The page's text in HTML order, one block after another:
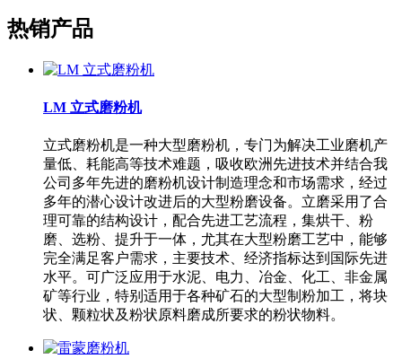
热销产品
LM 立式磨粉机
立式磨粉机是一种大型磨粉机，专门为解决工业磨机产
量低、耗能高等技术难题，吸收欧洲先进技术并结合我
公司多年先进的磨粉机设计制造理念和市场需求，经过
多年的潜心设计改进后的大型粉磨设备。立磨采用了合
理可靠的结构设计，配合先进工艺流程，集烘干、粉
磨、选粉、提升于一体，尤其在大型粉磨工艺中，能够
完全满足客户需求，主要技术、经济指标达到国际先进
水平。可广泛应用于水泥、电力、冶金、化工、非金属
矿等行业，特别适用于各种矿石的大型制粉加工，将块
状、颗粒状及粉状原料磨成所要求的粉状物料。